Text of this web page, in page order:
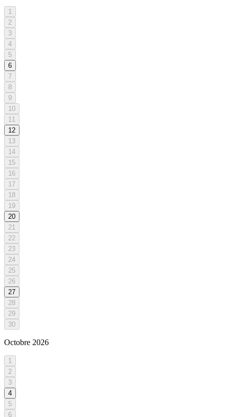
1
2
3
4
5
6
7
8
9
10
11
12
13
14
15
16
17
18
19
20
21
22
23
24
25
26
27
28
29
30
Octobre 2026
1
2
3
4
5
6